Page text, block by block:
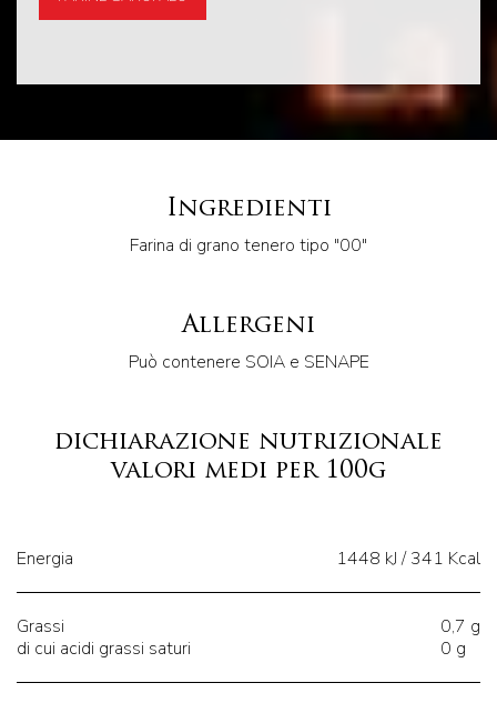
Ingredienti
Farina di grano tenero tipo "00"
Allergeni
Può contenere SOIA e SENAPE
dichiarazione nutrizionale
valori medi per 100g
Energia 1448 kJ / 341 Kcal
Grassi
di cui acidi grassi saturi
0,7 g
0 g